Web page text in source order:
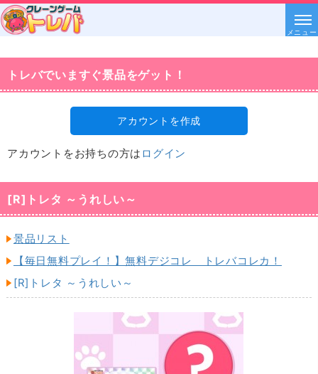
メニュー
トレバでいますぐ景品をゲット！
アカウントを作成
アカウントをお持ちの方は ログイン
[R]トレタ ～うれしい～
景品リスト
【毎日無料プレイ！】無料デジコレ トレバコレカ！
[R]トレタ ～うれしい～